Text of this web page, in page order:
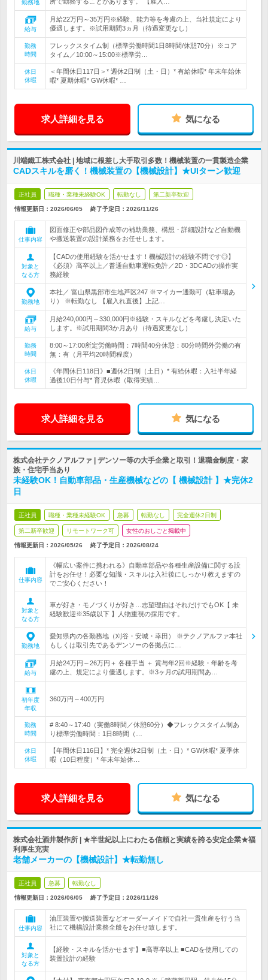
勤務地
給与
月給22万円～35万円※経験、能力等を考慮の上、当社規定により
優遇します。※試用期間3ヵ月（待遇変更なし）
勤務
時間
フレックスタイム制（標準労働時間1日8時間/休憩70分）※コア
タイム／10:00～15:00※標準労…
休日
休暇
＜年間休日117日＞* 週休2日制（土・日）* 有給休暇* 年末年始休
暇* 夏期休暇* GW休暇* …
求人詳細を見る 気になる
川端鐵工株式会社 | 地域に根差し大手取引多数！機械装置の一貫製造企業
CADスキルを磨く！機械装置の【機械設計】★UIターン歓迎
正社員 職種・業種未経験OK 転勤なし 第二新卒歓迎
情報更新日：2026/06/05 終了予定日： 2026/11/26
仕事内容
図面修正や部品図作成等の補助業務、構想・詳細設計など自動機
や搬送装置の設計業務をお任せします。
対象と
なる方
【CADの使用経験を活かせます！機械設計の経験不問です◎】
《必須》高卒以上／普通自動車運転免許／2D・3DCADの操作実
務経験
勤務地
本社／ 富山県黒部市生地芦区247 ※マイカー通勤可（駐車場あ
り） ※転勤なし 【雇入れ直後】上記…
給与
月給240,000円～330,000円※経験・スキルなどを考慮し決定いた
します。※試用期間3か月あり（待遇変更なし）
勤務
時間
8:00～17:00所定労働時間：7時間40分休憩：80分時間外労働の有
無：有（月平均20時間程度）
休日
休暇
《年間休日118日》■週休2日制（土日）* 有給休暇：入社半年経
過後10日付与* 育児休暇（取得実績…
求人詳細を見る 気になる
株式会社テクノアルファ | デンソー等の大手企業と取引！退職金制度・家
族・住宅手当あり
未経験OK！自動車部品・生産機械などの【 機械設計 】★完休2
日
正社員 職種・業種未経験OK 急募 転勤なし 完全週休2日制
第二新卒歓迎 リモートワーク可 女性のおしごと掲載中
情報更新日：2026/05/26 終了予定日： 2026/08/24
仕事内容
《幅広い案件に携われる》自動車部品や各種生産設備に関する設
計をお任せ！必要な知識・スキルは入社後にしっかり教えますの
でご安心ください！
対象と
なる方
車が好き・モノづくりが好き…志望理由はそれだけでもOK【 未
経験歓迎※35歳以下 】人物重視の採用です。
勤務地
愛知県内の各勤務地（刈谷・安城・幸田） ※テクノアルファ本社
もしくは取引先であるデンソーの各拠点に…
給与
月給24万円～26万円＋ 各種手当 ＋ 賞与年2回※経験・年齢を考
慮の上、規定により優遇します。※3ヶ月の試用期間あ…
初年度
年収
360万円～400万円
勤務
時間
# 8:40～17:40（実働8時間／休憩60分）◆フレックスタイム制あ
り標準労働時間：1日8時間（…
休日
休暇
【年間休日116日】* 完全週休2日制（土・日）* GW休暇* 夏季休
暇（10日程度）* 年末年始休…
求人詳細を見る 気になる
株式会社酒井製作所 | ★半世紀以上にわたる信頼と実績を誇る安定企業★福
利厚生充実
老舗メーカーの【機械設計】★転勤無し
正社員 急募 転勤なし
情報更新日：2026/06/05 終了予定日： 2026/11/26
仕事内容
油圧装置や搬送装置などオーダーメイドで自社一貫生産を行う当
社にて機構設計業務全般をお任せ致します。
対象と
なる方
【経験・スキルを活かせます】■高専卒以上 ■CADを使用しての
装置設計の経験